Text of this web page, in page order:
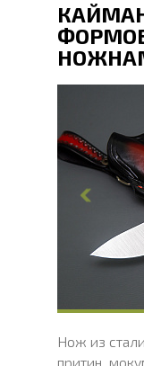
Общая
Длина
Ширина
Толщина
Ширина
Длина
Толщина
Твердость
Нож из
притин